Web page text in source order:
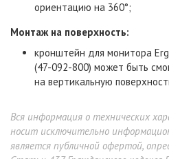
ориентацию на 360°;
Монтаж на поверхность:
кронштейн для монитора
(47-092-800) может быть
на вертикальную
Вся информация о технических
носит исключительно
является публичной офертой,